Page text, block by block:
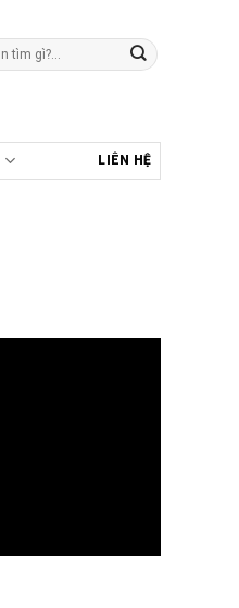
LIÊN HỆ